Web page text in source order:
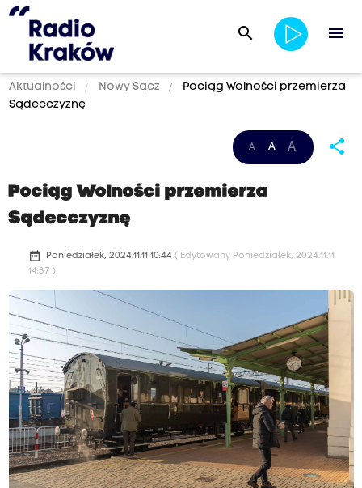
search menu
Aktualności Nowy Sącz
Pociąg Wolności przemierza
Sądecczyznę
A A A share
Pociąg Wolności przemierza
Sądecczyznę
date_range Poniedziałek, 2024.11.11 10:44 ( Edytowany Poniedziałek, 2024.11.11
14:37 )